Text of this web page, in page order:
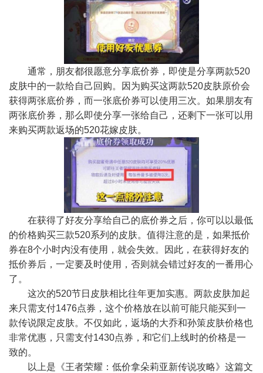
通常，朋友都很愿意分享底价券，即使是分享两款520
皮肤中的一款给自己回购。因为购买这两款520皮肤原价会
获得两张底价券，而一张底价券可以使用三次。如果朋友有
两张底价券，那么即使分享一张给自己，还剩下一张可以用
来购买两款返场的520花嫁皮肤。
在获得了好友分享给自己的底价券之后，你可以以最低
的价格购买三款520系列的皮肤。值得注意的是，如果抵价
券在8个小时内没有使用，就会失效。因此，在获得好友的
抵价券后，一定要及时使用，否则就会错过好友的一番用心
了。
这次的520节日皮肤相比往年更加实惠。两款皮肤加起
来只需支付1476点券，这个价格放在以前可能只能买到一
款传说限定皮肤。不仅如此，返场的大乔和孙策皮肤价格也
非常优惠，只需支付1430点券，和它们上线时的价格是一
致的。
以上是《王者荣耀：低价拿朵莉亚新传说攻略》这篇文